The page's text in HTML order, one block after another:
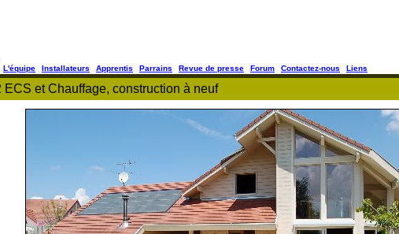
L'équipe Installateurs Apprentis Parrains Revue de presse Forum Contactez-nous Liens
et Chauffage, construction à neuf